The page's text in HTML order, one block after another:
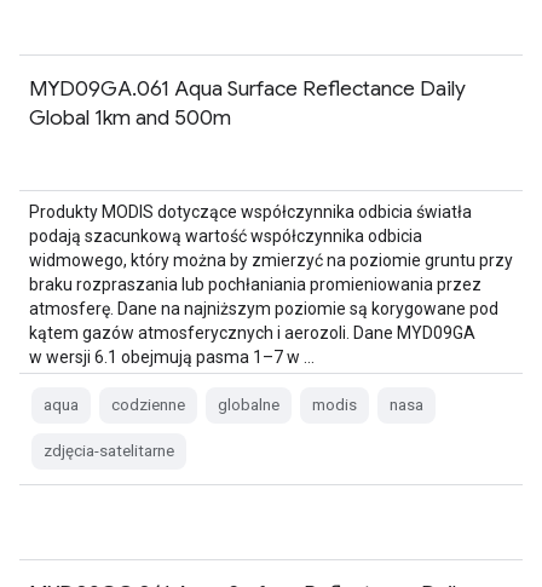
MYD09GA.061 Aqua Surface Reflectance Daily
Global 1km and 500m
Produkty MODIS dotyczące współczynnika odbicia światła
podają szacunkową wartość współczynnika odbicia
widmowego, który można by zmierzyć na poziomie gruntu przy
braku rozpraszania lub pochłaniania promieniowania przez
atmosferę. Dane na najniższym poziomie są korygowane pod
kątem gazów atmosferycznych i aerozoli. Dane MYD09GA
w wersji 6.1 obejmują pasma 1–7 w …
aqua codzienne globalne modis nasa
zdjęcia-satelitarne